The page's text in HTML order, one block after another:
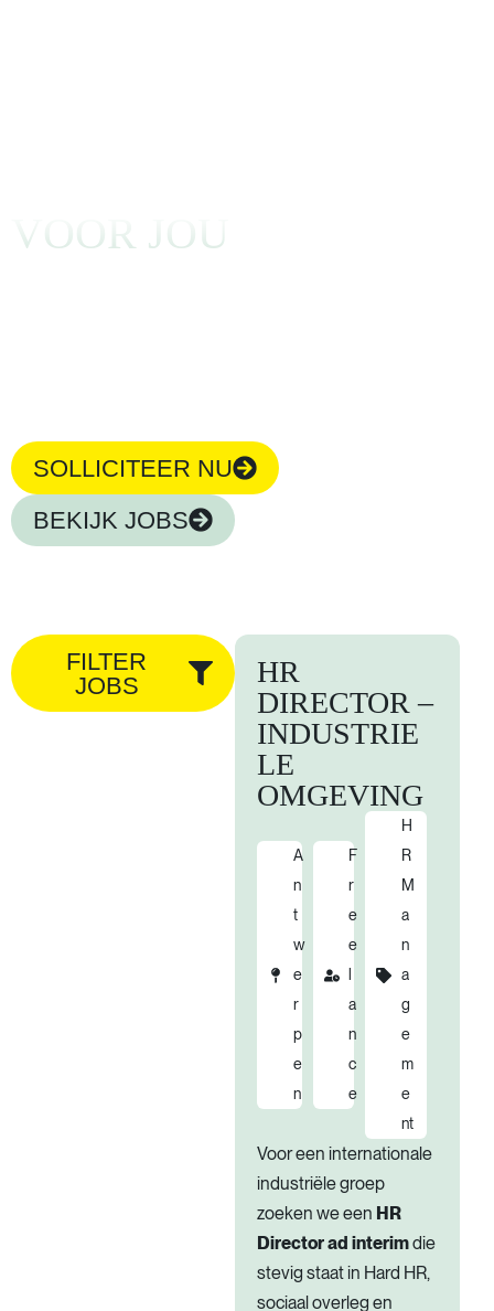
VOOR JOU
SOLLICITEER NU
BEKIJK JOBS
FILTER
JOBS
HR
DIRECTOR –
INDUSTRIE
LE
OMGEVING
A
n
t
w
e
r
p
e
n
F
r
e
e
a
n
c
e
H
R
M
a
n
a
g
e
m
e
nt
Voor een internationale
industriële groep
zoeken we een HR
Director ad interimdie
stevig staat in Hard HR,
sociaal overleg en